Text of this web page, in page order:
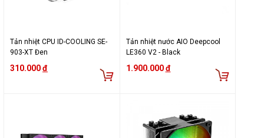
Tản nhiệt CPU ID-COOLING SE-
903-XT Đen
310.000đ
Tản nhiệt nước AIO Deepcool
LE360 V2 - Black
1.900.000đ